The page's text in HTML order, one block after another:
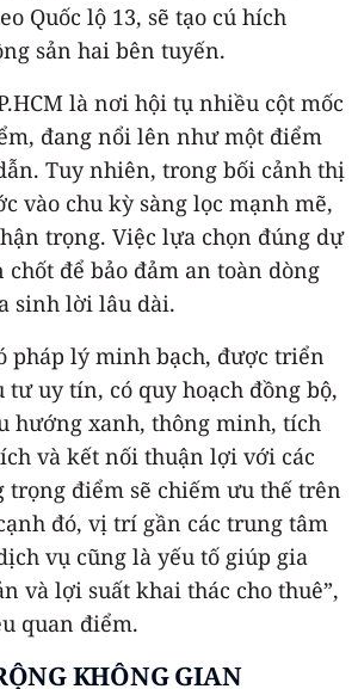
Quốc lộ 13, sẽ tạo cú hích
sản hai bên tuyến.
là nơi hội tụ nhiều cột mốc
đang nổi lên như một điểm
Tuy nhiên, trong bối cảnh thị
vào chu kỳ sàng lọc mạnh mẽ,
trọng. Việc lựa chọn đúng dự
chốt để bảo đảm an toàn dòng
sinh lời lâu dài.
pháp lý minh bạch, được triển
uy tín, có quy hoạch đồng bộ,
hướng xanh, thông minh, tích
và kết nối thuận lợi với các
trọng điểm sẽ chiếm ưu thế trên
đó, vị trí gần các trung tâm
vụ cũng là yếu tố giúp gia
và lợi suất khai thác cho thuê”,
quan điểm.
KHÔNG GIAN